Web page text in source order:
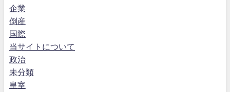
企業
倒産
国際
当サイトについて
政治
未分類
皇室